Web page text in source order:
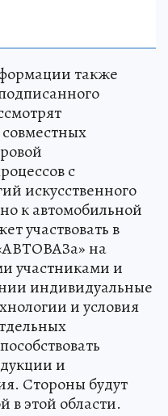
также
с
искусственного
к автомобильной
участвовать в
на
участниками и
индивидуальные
и условия
и
Стороны будут
в этой области.